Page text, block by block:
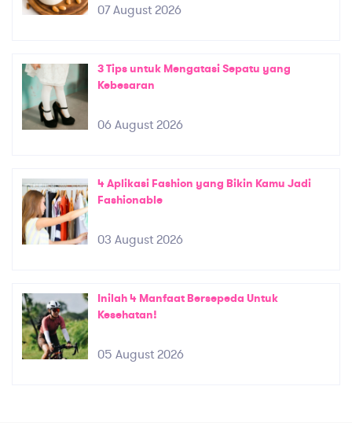
07 August 2026
3 Tips untuk Mengatasi Sepatu yang
Kebesaran
06 August 2026
4 Aplikasi Fashion yang Bikin Kamu Jadi
Fashionable
03 August 2026
Inilah 4 Manfaat Bersepeda Untuk
Kesehatan!
05 August 2026